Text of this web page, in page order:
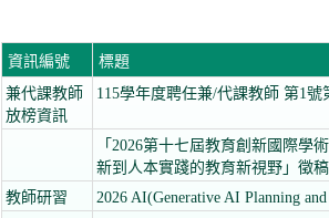
資訊編號 標題
兼代課教師
放榜資訊
115學年度聘任兼/代課教師 第1號
「2026第十七屆教育創新國際
新到人本實踐的教育新視野」徵
教師研習 2026 AI(Generative AI Planning